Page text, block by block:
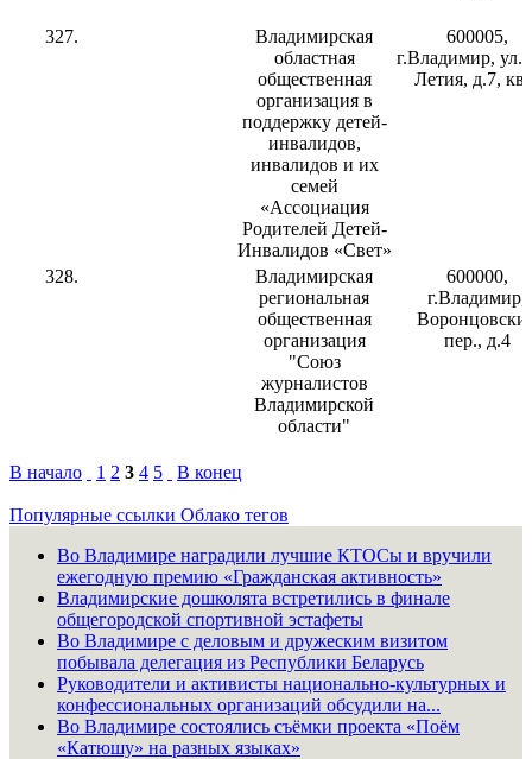
327.
Владимирская
областная
общественная
организация в
поддержку детей-
инвалидов,
инвалидов и их
семей
«Ассоциация
Родителей Детей-
Инвалидов «Свет»
600005,
г.Владимир,
Летия, д.7,
328.
Владимирская
региональная
общественная
организация
"Союз
журналистов
Владимирской
области"
600000,
г.Владимир,
пер., д.4
В начало 1 2 3 4 5 В конец
Популярные ссылки Облако тегов
Во Владимире наградили лучшие КТОСы и вручили
ежегодную премию «Гражданская активность»
Владимирские дошколята встретились в финале
общегородской спортивной эстафеты
Во Владимире с деловым и дружеским визитом
побывала делегация из Республики Беларусь
Руководители и активисты национально-культурных и
конфессиональных организаций обсудили на...
Во Владимире состоялись съёмки проекта «Поём
«Катюшу» на разных языках»